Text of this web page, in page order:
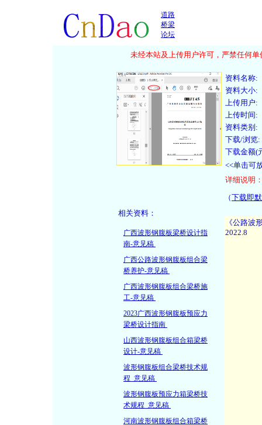
道路
桥梁
论坛
未经本站及上传用户许可，严禁任何单
资料名称:
资料大小:
上传用户:
上传时间:
资料类别:
下载/浏览:
下载金额(
<<单击可
详细说明
（下载即
相关资料：
广西波形钢腹板梁桥设计指
南-意见稿
广西公路波形钢腹板组合梁
桥养护-意见稿
广西波形钢腹板组合梁桥施
工-意见稿
2023广西波形钢腹板预应力
梁桥设计指南
山西波形钢腹板组合箱梁桥
设计-意见稿
波形钢腹板组合梁桥技术规
程_意见稿
波形钢腹板预应力箱梁桥技
术规程_意见稿
河南波形钢腹板组合箱梁桥